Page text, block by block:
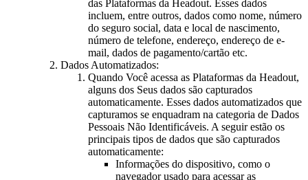
das Plataformas da Headout. Esses dados
incluem, entre outros, dados como nome, número
do seguro social, data e local de nascimento,
número de telefone, endereço, endereço de e-
mail, dados de pagamento/cartão etc.
Dados Automatizados:
Quando Você acessa as Plataformas da Headout,
alguns dos Seus dados são capturados
automaticamente. Esses dados automatizados que
capturamos se enquadram na categoria de Dados
Pessoais Não Identificáveis. A seguir estão os
principais tipos de dados que são capturados
automaticamente:
Informações do dispositivo, como o
navegador usado para acessar as